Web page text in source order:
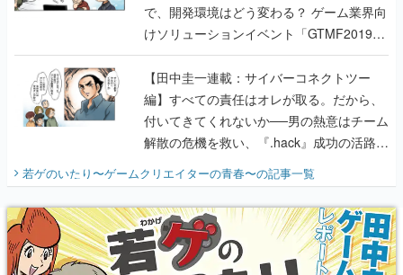
で、開発環境はどう変わる？ ゲーム業界向
けソリューションイベント「GTMF2019」
に行って、より理解を深めよう【PR】
【田中圭一連載：サイバーコネクトツー
編】すべての責任はオレが取る。だから、
付いてきてくれないか──男の熱意はチーム
解散の危機を救い、『.hack』成功の活路を
『少年ジャンプ』色だった【若ゲのいた
り】
若ゲのいたり〜ゲームクリエイターの青春〜の記事一覧